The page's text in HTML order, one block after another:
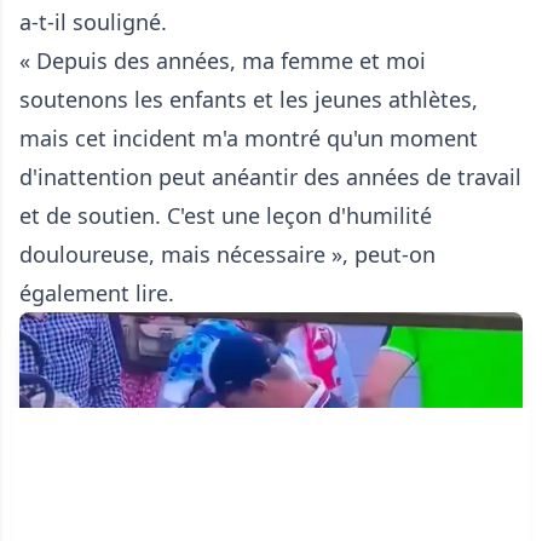
a-t-il souligné.
« Depuis des années, ma femme et moi
soutenons les enfants et les jeunes athlètes,
mais cet incident m'a montré qu'un moment
d'inattention peut anéantir des années de travail
et de soutien. C'est une leçon d'humilité
douloureuse, mais nécessaire », peut-on
également lire.